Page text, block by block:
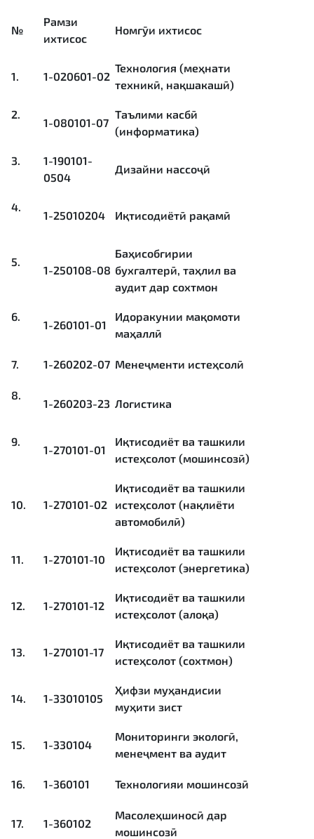
№
Рамзи
ихтисос
Номгӯи ихтисос
1. 1-020601-02
Технология (меҳнати
техникӣ, нақшакашӣ)
2.
1-080101-07
Таълими касбӣ
(информатика)
3.
1-190101-
0504
Дизайни нассоҷӣ
4.
1-25010204 Иқтисодиётӣ рақамӣ
5.
1-250108-08
Баҳисобгирии
бухгалтерӣ, таҳлил ва
аудит дар сохтмон
6.
1-260101-01
Идоракунии мақомоти
маҳаллӣ
7. 1-260202-07 Менеҷменти истеҳсолӣ
8.
1-260203-23 Логистика
9.
1-270101-01
Иқтисодиёт ва ташкили
истеҳсолот (мошинсозӣ)
10. 1-270101-02
Иқтисодиёт ва ташкили
истеҳсолот (нақлиёти
автомобилӣ)
11. 1-270101-10
Иқтисодиёт ва ташкили
истеҳсолот (энергетика)
12. 1-270101-12
Иқтисодиёт ва ташкили
истеҳсолот (алоқа)
13. 1-270101-17
Иқтисодиёт ва ташкили
истеҳсолот (сохтмон)
14. 1-33010105
Ҳифзи муҳандисии
муҳити зист
15. 1-330104
Мониторинги экологӣ,
менеҷмент ва аудит
16. 1-360101 Технологияи мошинсозӣ
17. 1-360102
Масолеҳшиносӣ дар
мошинсозӣ